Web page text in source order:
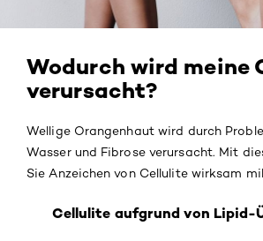
Wodurch wird meine
verursacht?
Wellige Orangenhaut wird durch
Wasser und Fibrose verursacht. Mit
Sie Anzeichen von Cellulite wirksam
Cellulite aufgrund von Lipid-